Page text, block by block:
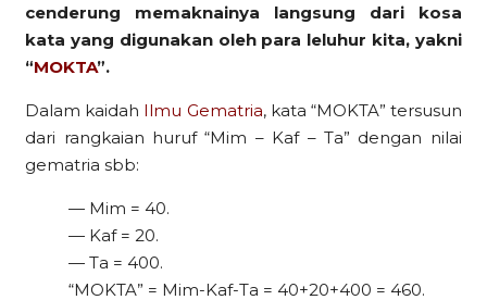
cenderung memaknainya langsung dari kosa
kata yang digunakan oleh para leluhur kita, yakni
“MOKTA”.
Dalam kaidah Ilmu Gematria, kata “MOKTA” tersusun
dari rangkaian huruf “Mim – Kaf – Ta” dengan nilai
gematria sbb:
— Mim = 40.
— Kaf = 20.
— Ta = 400.
“MOKTA” = Mim-Kaf-Ta = 40+20+400 = 460.